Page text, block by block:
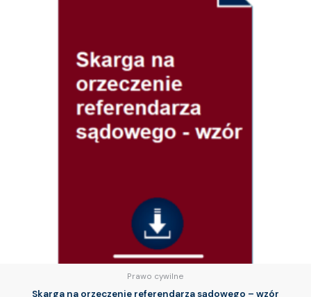
Prawo cywilne
Skarga na orzeczenie referendarza sądowego – wzór